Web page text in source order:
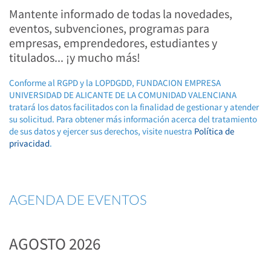
Mantente informado de todas la novedades,
eventos, subvenciones, programas para
empresas, emprendedores, estudiantes y
titulados... ¡y mucho más!
Conforme al RGPD y la LOPDGDD, FUNDACION EMPRESA
UNIVERSIDAD DE ALICANTE DE LA COMUNIDAD VALENCIANA
tratará los datos facilitados con la finalidad de gestionar y atender
su solicitud. Para obtener más información acerca del tratamiento
de sus datos y ejercer sus derechos, visite nuestra Política de
privacidad.
AGENDA DE EVENTOS
AGOSTO 2026